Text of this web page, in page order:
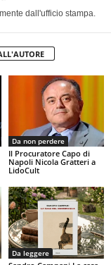
dall'ufficio stampa.
Da non perdere
Il Procuratore Capo di
Napoli Nicola Gratteri a
LidoCult
Da leggere